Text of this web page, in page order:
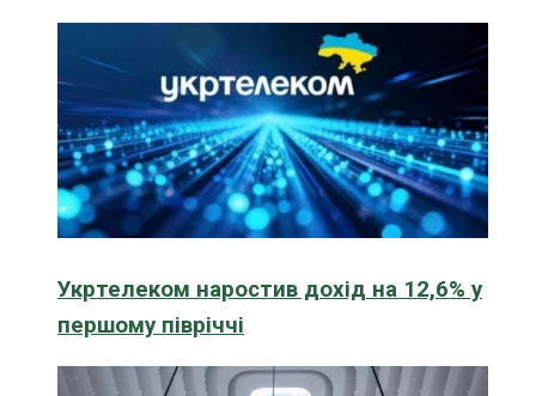
Укртелеком наростив дохід на 12,6% у
першому півріччі